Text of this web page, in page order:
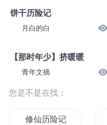
饼干历险记
月白的白
【那时年少】挤暖暖
青年文摘
您是不是在找：
修仙历险记